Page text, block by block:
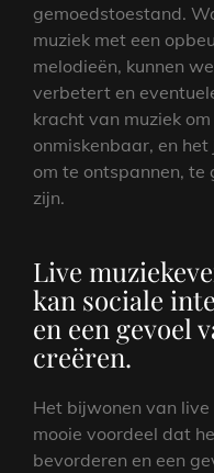
gemoedstoestand.
muziek met een
melodieën, kunnen
verbetert en
kracht van muziek
onmiskenbaar, en
om te ontspannen, te
zijn.
Live
kan sociale
en een gevoel
creëren.
Het bijwonen van
mooie voordeel dat
bevorderen en een